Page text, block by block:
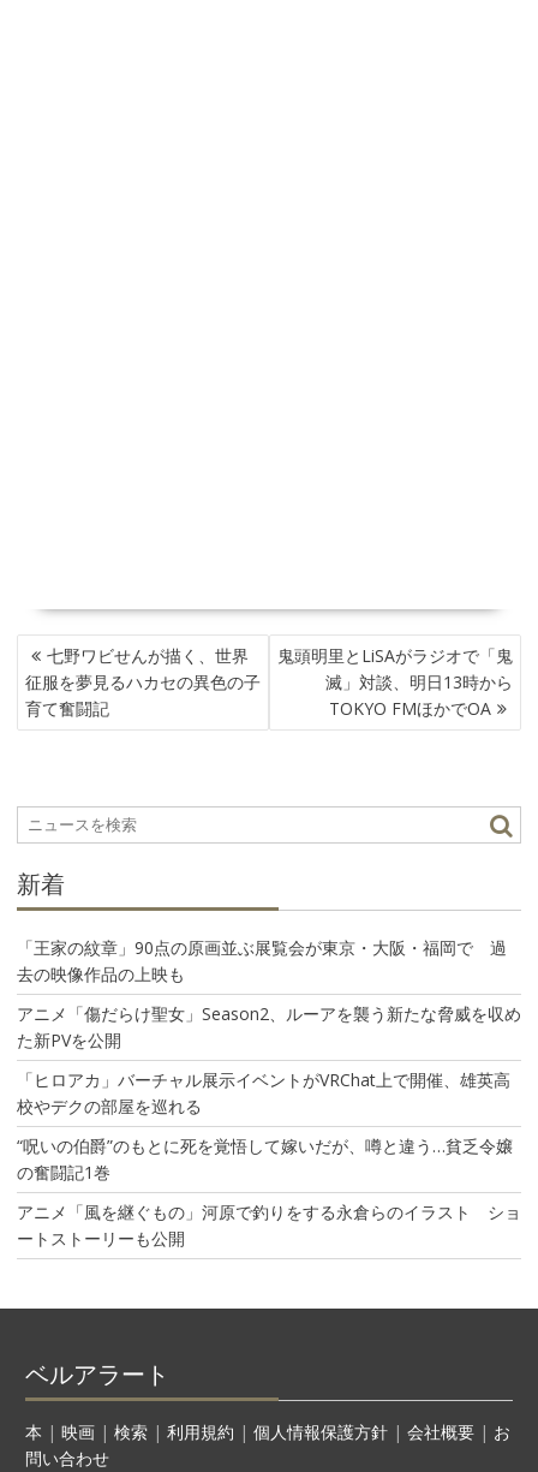
投
稿
ナ
ビ
シ
ョ
七野ワビせんが描く、世界
征服を夢見るハカセの異色の子
育て奮闘記
鬼頭明里とLiSAがラジオで「鬼
滅」対談、明日13時から
TOKYO FMほかでOA
新着
「王家の紋章」90点の原画並ぶ展覧会が東京・大阪・福岡で 過
去の映像作品の上映も
アニメ「傷だらけ聖女」Season2、ルーアを襲う新たな脅威を収め
た新PVを公開
「ヒロアカ」バーチャル展示イベントがVRChat上で開催、雄英高
校やデクの部屋を巡れる
“呪いの伯爵”のもとに死を覚悟して嫁いだが、噂と違う…貧乏令嬢
の奮闘記1巻
アニメ「風を継ぐもの」河原で釣りをする永倉らのイラスト ショ
ートストーリーも公開
ベルアラート
本 | 映画| 検索| 利用規約 | 個人情報保護方針| 会社概要| お
問い合わせ